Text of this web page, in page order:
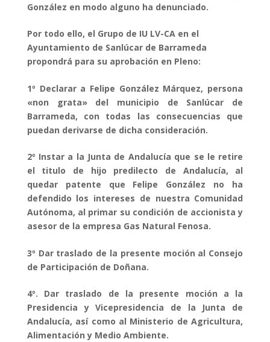
González en modo alguno ha denunciado.
Por todo ello, el Grupo de IU LV-CA en el
Ayuntamiento de Sanlúcar de Barrameda
propondrá para su aprobación en Pleno:
1º Declarar a Felipe González Márquez, persona
«non grata» del municipio de Sanlúcar de
Barrameda, con todas las consecuencias que
puedan derivarse de dicha consideración.
2º Instar a la Junta de Andalucía que se le retire
el titulo de hijo predilecto de Andalucía, al
quedar patente que Felipe González no ha
defendido los intereses de nuestra Comunidad
Autónoma, al primar su condición de accionista y
asesor de la empresa Gas Natural Fenosa.
3º Dar traslado de la presente moción al Consejo
de Participación de Doñana.
4º. Dar traslado de la presente moción a la
Presidencia y Vicepresidencia de la Junta de
Andalucía, así como al Ministerio de Agricultura,
Alimentación y Medio Ambiente.